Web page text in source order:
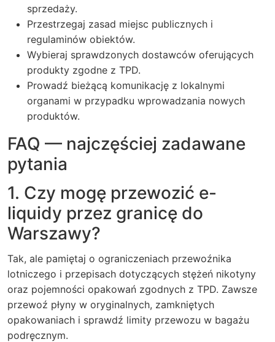
sprzedaży.
Przestrzegaj zasad miejsc publicznych i
regulaminów obiektów.
Wybieraj sprawdzonych dostawców oferujących
produkty zgodne z TPD.
Prowadź bieżącą komunikację z lokalnymi
organami w przypadku wprowadzania nowych
produktów.
FAQ — najczęściej zadawane
pytania
1. Czy mogę przewozić e-
liquidy przez granicę do
Warszawy?
Tak, ale pamiętaj o ograniczeniach przewoźnika
lotniczego i przepisach dotyczących stężeń nikotyny
oraz pojemności opakowań zgodnych z TPD. Zawsze
przewoź płyny w oryginalnych, zamkniętych
opakowaniach i sprawdź limity przewozu w bagażu
podręcznym.